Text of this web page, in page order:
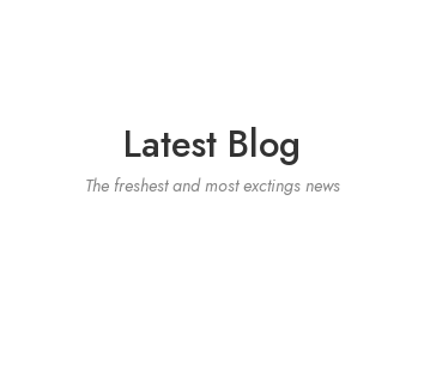
Latest Blog
The freshest and most exctings news